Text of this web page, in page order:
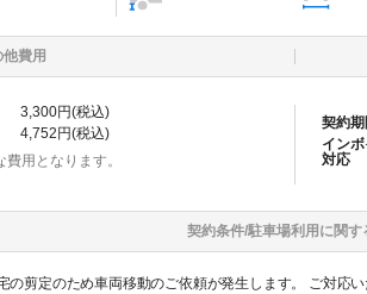
他費用
3,300円(税込)
4,752円(税込)
用となります。
契約期
イン
対応
契約条件/駐車場利用に関す
剪定のため車両移動のご依頼が発生します。 ご対応